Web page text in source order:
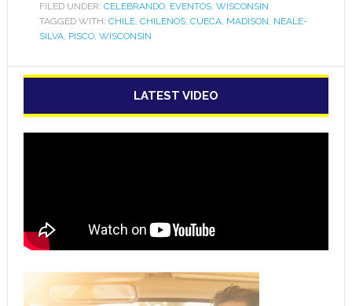
FILED UNDER: CELEBRANDO, EVENTOS, WISCONSIN
TAGGED WITH: CHILE, CHILENOS, CUECA, MADISON, NEALE-
SILVA, PISCO, WISCONSIN
LATEST VIDEO